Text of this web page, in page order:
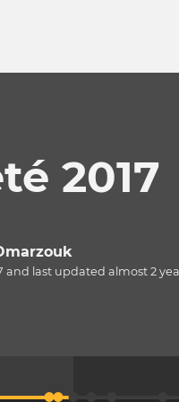
2017
and last updated almost 2